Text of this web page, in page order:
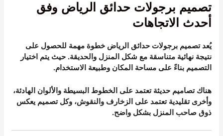
تصميم برجولات حدائق الرياض وفق
أحدث الاتجاهات
يُعد تصميم برجولات حدائق الرياض خطوة مهمة للحصول على
نتيجة نهائية متناسقة مع شكل المنزل والحديقة. حيث يتم اختيار
التصميم بناءً على مساحة المكان وطبيعة الاستخدام.
هناك تصاميم حديثة تعتمد على الخطوط البسيطة والألوان الهادئة،
وأخرى تقليدية تعتمد على الزخارف والنقوش، وكل تصميم يعكس
ذوق صاحب المنزل بشكل واضح.